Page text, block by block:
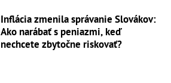
Inflácia zmenila správanie Slovákov:
Ako narábať s peniazmi, keď
nechcete zbytočne riskovať?